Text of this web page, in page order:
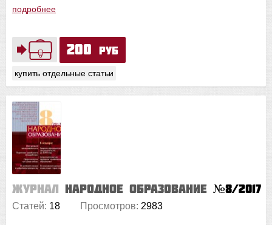
200 руб
купить отдельные статьи
подробнее
Журнал Народное образование №8/2017
Статей: 18 Просмотров: 2983